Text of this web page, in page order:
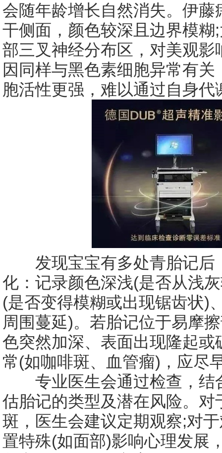
会随年龄增长自然消失。伊
干侧面，颜色较深且边界模
部三叉神经分布区，对美观
因同样与黑色素细胞异常有
胞活性更强，难以通过自身代
发现宝宝有多处青胎记后
化：记录颜色深浅(是否从浅
(是否变得模糊或出现锯齿状)
周围蔓延)。若胎记位于易摩
色突然加深、表面出现隆起
常(如咖啡斑、血管瘤)，应尽
专业医生会通过检查，结
估胎记的类型及潜在风险。
斑，医生会建议定期观察;对
置特殊(如面部)影响心理发展